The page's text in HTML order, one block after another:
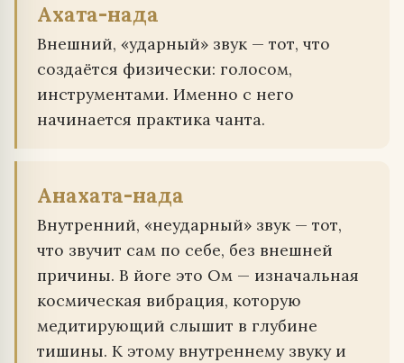
Ахата-нада
Внешний, «ударный» звук — тот, что
создаётся физически: голосом,
инструментами. Именно с него
начинается практика чанта.
Анахата-нада
Внутренний, «неударный» звук — тот,
что звучит сам по себе, без внешней
причины. В йоге это Ом — изначальная
космическая вибрация, которую
медитирующий слышит в глубине
тишины. К этому внутреннему звуку и